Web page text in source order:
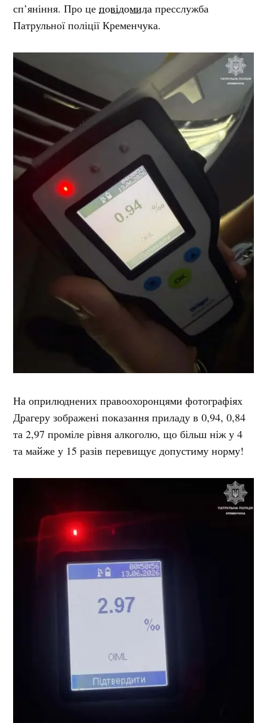
сп’яніння. Про цеповідомила пресслужба
Патрульної поліції Кременчука.
На оприлюднених правоохоронцями фотографіях
Драгеру зображені показання приладу в 0,94, 0,84
та 2,97 проміле рівня алкоголю, що більш ніж у 4
та майже у 15 разів перевищує допустиму норму!